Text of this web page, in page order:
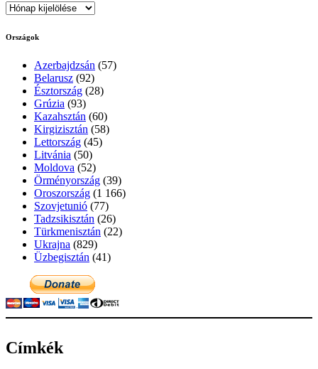
Archívum
Országok
Azerbajdzsán (57)
Belarusz (92)
Észtország (28)
Grúzia (93)
Kazahsztán (60)
Kirgizisztán (58)
Lettország (45)
Litvánia (50)
Moldova (52)
Örményország (39)
Oroszország (1 166)
Szovjetunió (77)
Tadzsikisztán (26)
Türkmenisztán (22)
Ukrajna (829)
Üzbegisztán (41)
Címkék